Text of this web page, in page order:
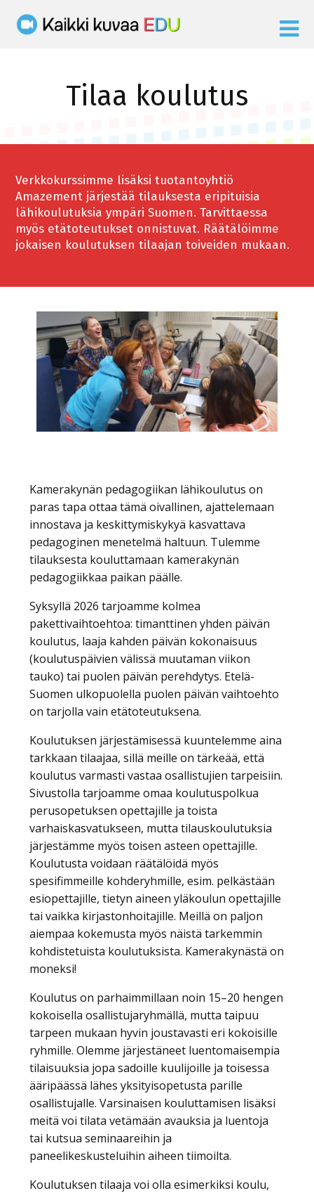
Tilaa koulutus
Verkkokurssimme lisäksi tuotantoyhtiö
Amazement järjestää tilauksesta eripituisia
lähikoulutuksia ympäri Suomen. Tarvittaessa
myös etätoteutukset onnistuvat. Räätälöimme
jokaisen koulutuksen tilaajan toiveiden mukaan.
Kamerakynän pedagogiikan lähikoulutus on
paras tapa ottaa tämä oivallinen, ajattelemaan
innostava ja keskittymiskykyä kasvattava
pedagoginen menetelmä haltuun. Tulemme
tilauksesta kouluttamaan kamerakynän
pedagogiikkaa paikan päälle.
Syksyllä 2026 tarjoamme kolmea
pakettivaihtoehtoa: timanttinen yhden päivän
koulutus, laaja kahden päivän kokonaisuus
(koulutuspäivien välissä muutaman viikon
tauko) tai puolen päivän perehdytys. Etelä-
Suomen ulkopuolella puolen päivän vaihtoehto
on tarjolla vain etätoteutuksena.
Koulutuksen järjestämisessä kuuntelemme aina
tarkkaan tilaajaa, sillä meille on tärkeää, että
koulutus varmasti vastaa osallistujien tarpeisiin.
Sivustolla tarjoamme omaa koulutuspolkua
perusopetuksen opettajille ja toista
varhaiskasvatukseen, mutta tilauskoulutuksia
järjestämme myös toisen asteen opettajille.
Koulutusta voidaan räätälöidä myös
spesifimmeille kohderyhmille, esim. pelkästään
esiopettajille, tietyn aineen yläkoulun opettajille
tai vaikka kirjastonhoitajille. Meillä on paljon
aiempaa kokemusta myös näistä tarkemmin
kohdistetuista koulutuksista. Kamerakynästä on
moneksi!
Koulutus on parhaimmillaan noin 15–20 hengen
kokoisella osallistujaryhmällä, mutta taipuu
tarpeen mukaan hyvin joustavasti eri kokoisille
ryhmille. Olemme järjestäneet luentomaisempia
tilaisuuksia jopa sadoille kuulijoille ja toisessa
ääripäässä lähes yksityisopetusta parille
osallistujalle. Varsinaisen kouluttamisen lisäksi
meitä voi tilata vetämään avauksia ja luentoja
tai kutsua seminaareihin ja
paneelikeskusteluihin aiheen tiimoilta.
Koulutuksen tilaaja voi olla esimerkiksi koulu,